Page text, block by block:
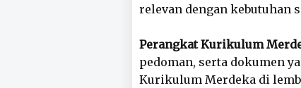
relevan dengan kebutuhan
Perangkat Kurikulum
pedoman, serta dokumen
Kurikulum Merdeka di